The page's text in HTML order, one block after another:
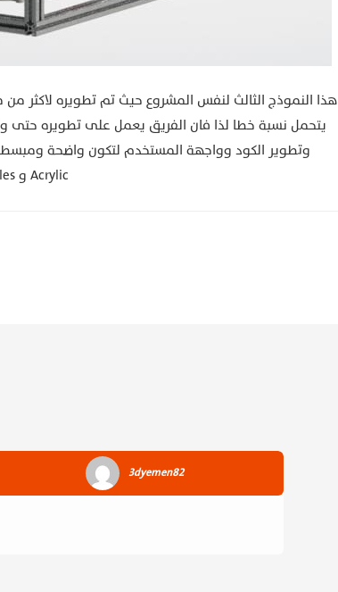
هذا النموذج الثالث لنفس المشروع حيث تم تطويره لاكثر
يتحمل نسبة خطا لذا فان الفريق يعمل على تطويره حتى
وتطوير الكود وواجهة المستخدم لتكون واضحة
الانتهاء من جميع الاختبارات بحيث يتم تصنيعه من aluminum profiles و Acrylic
3dyemen82